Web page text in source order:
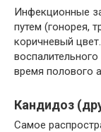
Инфекционные
путем (гонорея,
коричневый
время полового
Кандидоз
Самое